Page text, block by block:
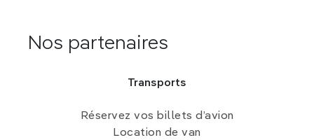
Nos partenaires
Transports
Réservez vos billets d’avion
Location de van